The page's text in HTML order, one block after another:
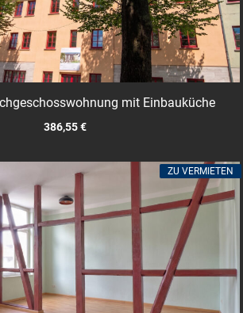
mit Einbauküche
386,55 €
ZU VERMIETEN